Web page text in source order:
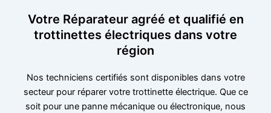
Votre Réparateur agréé et qualifié en
trottinettes électriques dans votre
région
Nos techniciens certifiés sont disponibles dans votre
secteur pour réparer votre trottinette électrique. Que ce
soit pour une panne mécanique ou électronique, nous